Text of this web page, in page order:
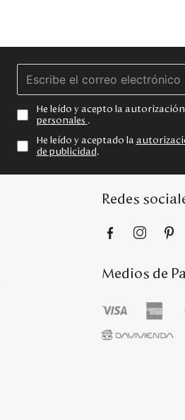
He leído y acepto la
personales .
He leído y aceptado la
de publicidad .
Redes
Medios de